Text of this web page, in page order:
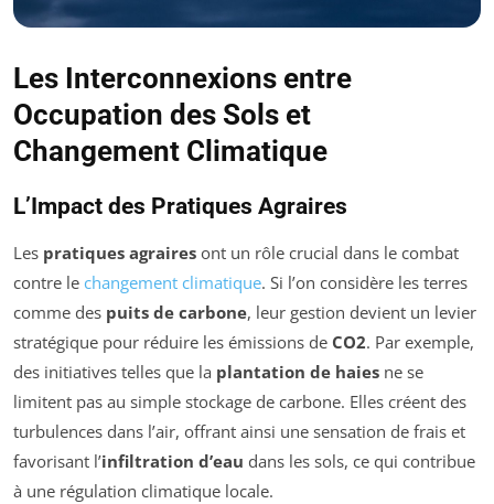
Les Interconnexions entre
Occupation des Sols et
Changement Climatique
L’Impact des Pratiques Agraires
Les pratiques agraires ont un rôle crucial dans le combat
contre le changement climatique. Si l’on considère les terres
comme des puits de carbone, leur gestion devient un levier
stratégique pour réduire les émissions de CO2. Par exemple,
des initiatives telles que la plantation de haies ne se
limitent pas au simple stockage de carbone. Elles créent des
turbulences dans l’air, offrant ainsi une sensation de frais et
favorisant l’infiltration d’eau dans les sols, ce qui contribue
à une régulation climatique locale.